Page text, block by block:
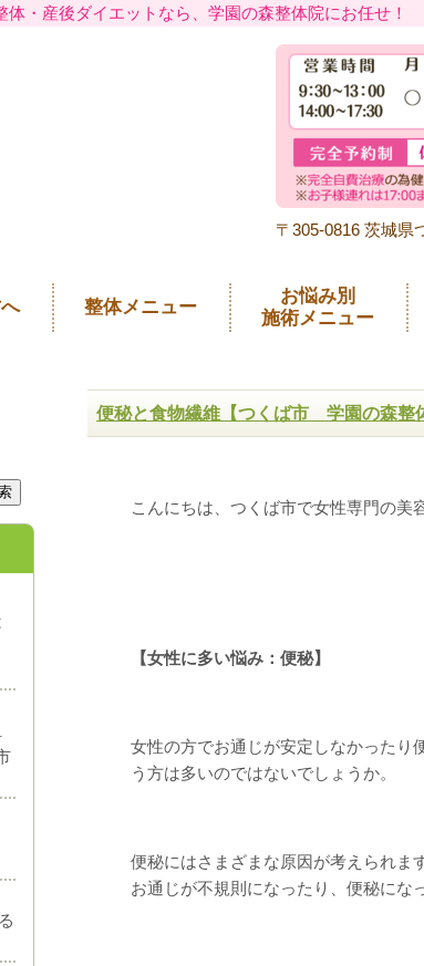
・産後ダイエットなら、学園の森整体院にお任せ！
〒305-0816 茨城県
整体メニュー
マタニティ整体
妊活整体
お悩み別
施術メニュー
腰痛
頭痛
便秘と食物繊維【つくば市 学園の森整
こんにちは、つくば市で女性専門の美
【女性に多い悩み：便秘】
女性の方でお通じが安定しなかったり
う方は多いのではないでしょうか。
便秘にはさまざまな原因が考えられま
お通じが不規則になったり、便秘にな